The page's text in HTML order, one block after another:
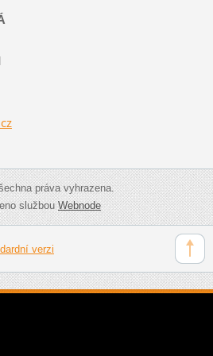
práva vyhrazena.
službouWebnode
verzi